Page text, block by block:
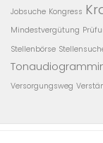
Jobsuche Kongress
Mindestvergütung
Stellenbörse
Versorgungsweg